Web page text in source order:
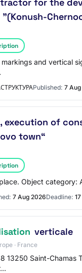
and vertical
Published: 7
execution of
town“
Object category:
7 Aug 2026Deadline:
verticale
· France
13250 Saint-